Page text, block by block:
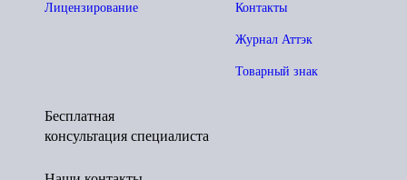
Контакты
Журнал Аттэк
Товарный знак
Лицензирование
Бесплатная
консультация специалиста